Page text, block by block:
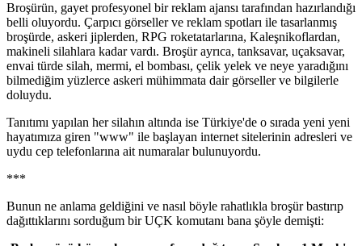
Broşürün, gayet profesyonel bir reklam ajansı tarafından hazırlandığı
belli oluyordu. Çarpıcı görseller ve reklam spotları ile tasarlanmış
broşürde, askeri jiplerden, RPG roketatarlarına, Kaleşnikoflardan,
makineli silahlara kadar vardı. Broşür ayrıca, tanksavar, uçaksavar,
envai türde silah, mermi, el bombası, çelik yelek ve neye yaradığını
bilmediğim yüzlerce askeri mühimmata dair görseller ve bilgilerle
doluydu.
Tanıtımı yapılan her silahın altında ise Türkiye'de o sırada yeni yeni
hayatımıza giren "www" ile başlayan internet sitelerinin adresleri ve
uydu cep telefonlarına ait numaralar bulunuyordu.
***
Bunun ne anlama geldiğini ve nasıl böyle rahatlıkla broşür bastırıp
dağıttıklarını sorduğum bir UÇK komutanı bana şöyle demişti: